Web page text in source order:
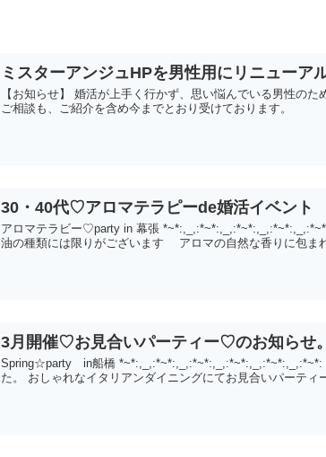
ミスターアンジュHPを男性用にリニューア
【お知らせ】 婚活が上手く行かず、思い悩んでいる男性の
ご相談も、ご紹介を含め今までとおり受けております。
30・40代♡アロマテラピーde婚活イベント
アロマテラビー♡party in 幕張
油の種類には限りがございます アロマの自然な香りに包ま
3月開催♡お見合いパーティー♡のお知らせ。
Spring☆party in船橋 *~*:,_,:*~*:,_,:*~*:,_,:*~*:,_,:*~*:,_,:*~*:
た。 おしゃれなイタリアンダイニングにてお見合いパーティ